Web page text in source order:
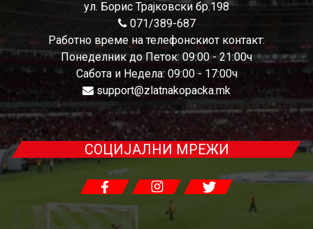
ул. Борис Трајковски бр.198
071/389-687
Работно време на телефонскиот контакт:
Понеделник до Петок: 09:00 - 21:00ч
Сабота и Недела: 09:00 - 17:00ч
support@zlatnakopacka.mk
СОЦИЈАЛНИ МРЕЖИ